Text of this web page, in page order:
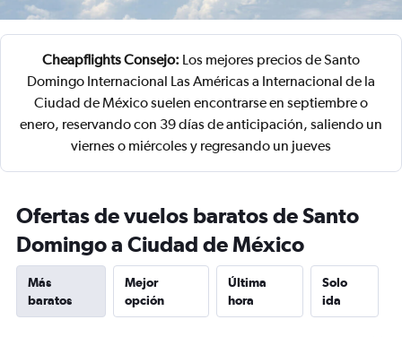
Cheapflights Consejo: Los mejores precios de Santo
Domingo Internacional Las Américas a Internacional de la
Ciudad de México suelen encontrarse en septiembre o
enero, reservando con 39 días de anticipación, saliendo un
viernes o miércoles y regresando un jueves
Ofertas de vuelos baratos de Santo
Domingo a Ciudad de México
Más
baratos
Mejor
opción
Última
hora
Solo
ida